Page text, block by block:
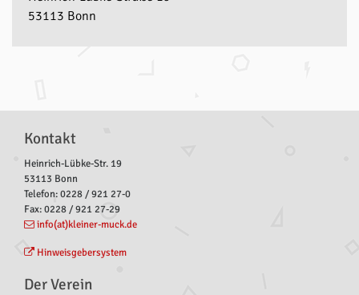
53113 Bonn
Kontakt
Heinrich-Lübke-Str. 19
53113 Bonn
Telefon: 0228 / 921 27-0
Fax: 0228 / 921 27-29
info(at)kleiner-muck.de
Hinweisgebersystem
Der Verein